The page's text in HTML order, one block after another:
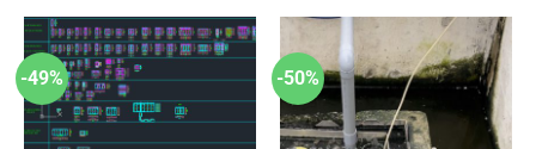
49.000 ₫.là:
25.000 ₫.
-49% -50%